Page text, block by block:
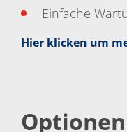
Einfache
Hier klicken um
Optionen